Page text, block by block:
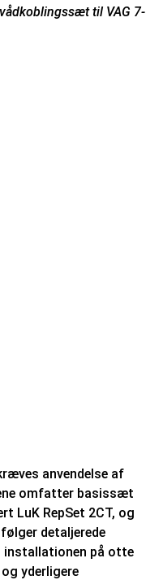
til VAG 7-
anvendelse af
omfatter basissæt
LuK RepSet 2CT, og
detaljerede
installationen på otte
yderligere